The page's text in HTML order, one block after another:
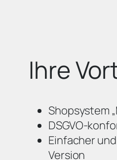
Ihre
Shopsystem
DSGVO-
Einfacher
Version